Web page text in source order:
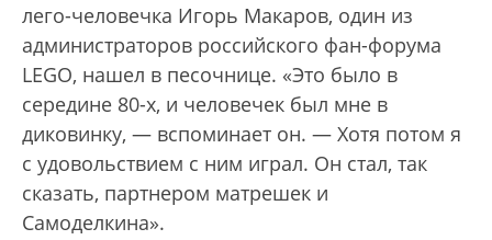
лего-человечка Игорь Макаров, один из
администраторов российского фан-форума
LEGO, нашел в песочнице. «Это было в
середине 80-х, и человечек был мне в
диковинку, — вспоминает он. — Хотя потом я
с удовольствием с ним играл. Он стал, так
сказать, партнером матрешек и
Самоделкина».